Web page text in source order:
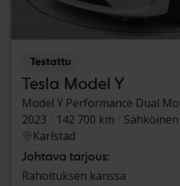
Testattu
Tesla Model Y
Model Y Performance Dual
2023
142 700 km
Sähköinen
Karlstad
Johtava tarjous:
Rahoituksen kanssa